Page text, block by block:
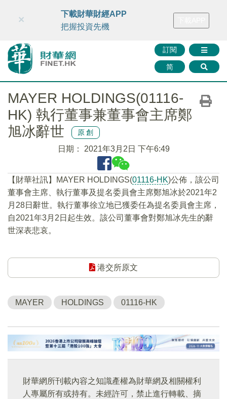
財華智庫網 FINTV FINMETA 財華證券 媒體矩陣
訂閱
简
×
下載財華財經APP
把握投資先機
MAYER HOLDINGS(01116-
HK) 執行董事兼董事會主席鄭
旭冰辭世
原創
日期： 2021年3月2日 下午6:49
【財華社訊】MAYER HOLDINGS(01116-HK)公佈，該公司
董事會主席、執行董事及提名委員會主席鄭旭冰於2021年2
月28日辭世。執行董事徐立地已獲委任為提名委員會主席，
自2021年3月2日起生效。該公司董事會對鄭旭冰先生的辭
世深表悲哀。
港交所原文
MAYER HOLDINGS 01116-HK
財華網所刊載內容之知識產權為財華網及相關權利
人專屬所有或持有。未經許可，禁止進行轉載、摘